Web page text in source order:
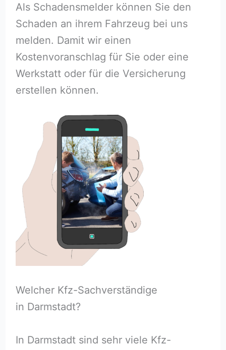
Als Schadensmelder können Sie den
Schaden an ihrem Fahrzeug bei uns
melden. Damit wir einen
Kostenvoranschlag für Sie oder eine
Werkstatt oder für die Versicherung
erstellen können.
Welcher Kfz-Sachverständige
in Darmstadt?
In Darmstadt sind sehr viele Kfz-